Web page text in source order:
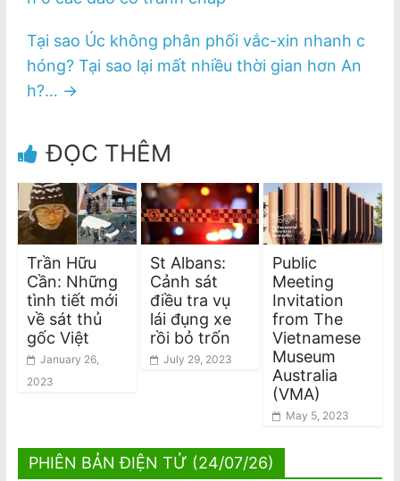
Tại sao Úc không phân phối vắc-xin nhanh c
hóng? Tại sao lại mất nhiều thời gian hơn An
h?… →
ĐỌC THÊM
Trần Hữu
Cần: Những
tình tiết mới
về sát thủ
gốc Việt
January 26,
2023
St Albans:
Cảnh sát
điều tra vụ
lái đụng xe
rồi bỏ trốn
July 29, 2023
Public
Meeting
Invitation
from The
Vietnamese
Museum
Australia
(VMA)
May 5, 2023
PHIÊN BẢN ĐIỆN TỬ (24/07/26)